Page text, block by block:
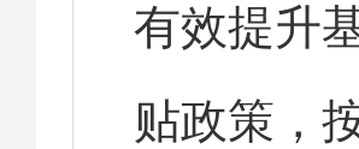
有效提升
贴政策，